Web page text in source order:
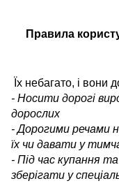
Правила
Їх небагато, і вони
- Носити дорогі
дорослих
- Дорогими речами
їх чи давати у
- Під час купання
зберігати у